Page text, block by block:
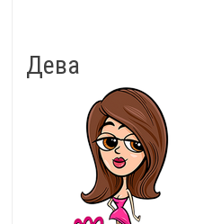
Дева